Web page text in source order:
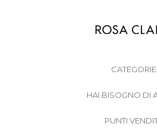
CATEGORIE
HAI BISOGNO DI
PUNTI